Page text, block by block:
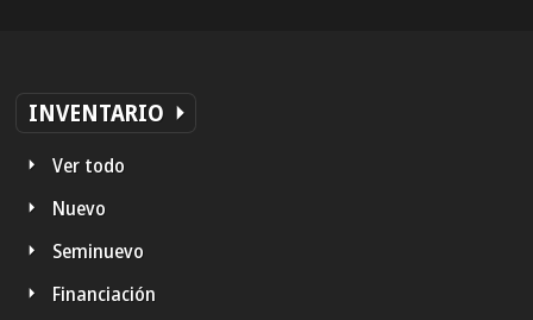
INVENTARIO
Ver todo
Nuevo
Seminuevo
Financiación